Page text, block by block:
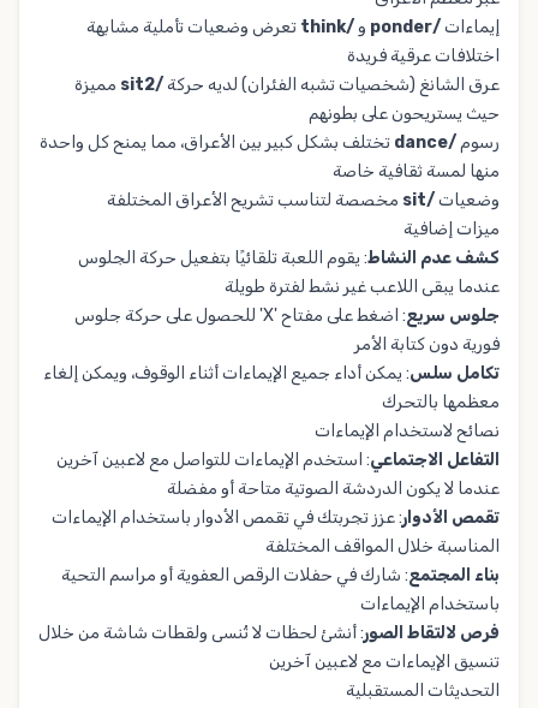
إيماءات/ponder و/think
تعرض وضعيات تأملية مشابهة
اختلافات عرقية فريدة
عرق الشانغ (شخصيات تشبه الفئران) لديه حركة/sit2
مميزة
حيث يستريحون على بطونهم
رسوم /dance
تختلف بشكل كبير بين الأعراق، مما يمنح كل واحدة
منها لمسة ثقافية خاصة
وضعيات/sit
مخصصة لتناسب تشريح الأعراق المختلفة
ميزات إضافية
كشف عدم النشاط: يقوم اللعبة تلقائيًا بتفعيل حركة الجلوس
عندما يبقى اللاعب غير نشط لفترة طويلة
جلوس سريع
: اضغط على مفتاح 'X' للحصول على حركة جلوس
فورية دون كتابة الأمر
تكامل سلس: يمكن أداء جميع الإيماءات أثناء الوقوف، ويمكن إلغاء
معظمها بالتحرك
نصائح لاستخدام الإيماءات
التفاعل الاجتماعي: استخدم الإيماءات للتواصل مع لاعبين آخرين
عندما لا يكون الدردشة الصوتية متاحة أو مفضلة
تقمص الأدوار: عزز تجربتك في تقمص الأدوار باستخدام الإيماءات
المناسبة خلال المواقف المختلفة
بناء المجتمع: شارك في حفلات الرقص العفوية أو مراسم التحية
باستخدام الإيماءات
فرص لالتقاط الصور: أنشئ لحظات لا تُنسى ولقطات شاشة من خلال
تنسيق الإيماءات مع لاعبين آخرين
التحديثات المستقبلية